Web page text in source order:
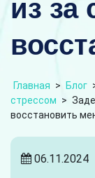
из за
Главная > Блог
стрессом >
восстановить
06.11.2024